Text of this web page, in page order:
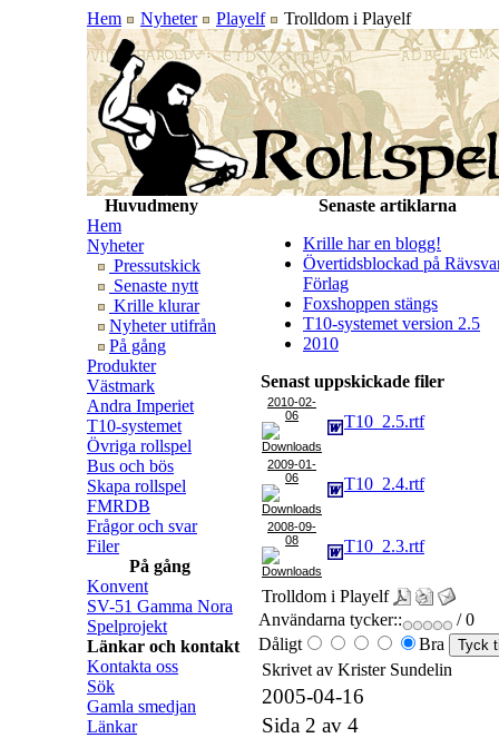
Hem Nyheter Playelf Trolldom i Playelf
Huvudmeny
Hem
Nyheter
Pressutskick
Senaste nytt
Krille klurar
Nyheter utifrån
På gång
Produkter
Västmark
Andra Imperiet
T10-systemet
Övriga rollspel
Bus och bös
Skapa rollspel
FMRDB
Frågor och svar
Filer
På gång
Konvent
SV-51 Gamma Nora
Spelprojekt
Länkar och kontakt
Kontakta oss
Sök
Gamla smedjan
Länkar
Senaste artiklarna
Krille har en blogg!
Övertidsblockad på
Förlag
Foxshoppen stängs
T10-systemet version 2.5
2010
Senast uppskickade filer
2010-02-
06
T10_2.5.rtf
2009-01-
06
T10_2.4.rtf
2008-09-
08
T10_2.3.rtf
Trolldom i Playelf
Användarna tycker::
/ 0
Dåligt
Bra
Skrivet av Krister Sundelin
2005-04-16
Sida 2 av 4